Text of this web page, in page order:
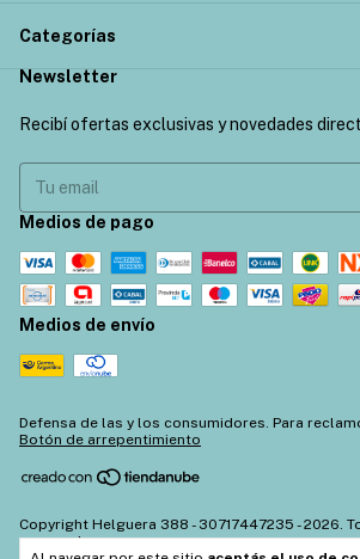
Categorías
Newsletter
Recibí ofertas exclusivas y novedades
Medios de pago
Medios de envío
Defensa de las y los consumidores. Para
Botón de arrepentimiento
Copyright Helguera 388 - 30717447235 - 2026.
reservados.